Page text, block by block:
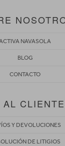
NAVASOLA
BLOG
CONTACTO
AL CLIENTE
Y DEVOLUCIONES
DE LITIGIOS